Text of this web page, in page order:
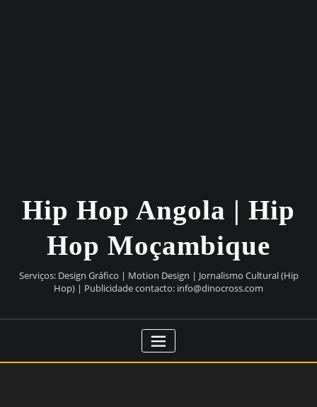
Hip Hop Angola | Hip
Hop Moçambique
Serviços: Design Gráfico | Motion Design | Jornalismo Cultural (Hip
Hop) | Publicidade contacto: info@dinocross.com